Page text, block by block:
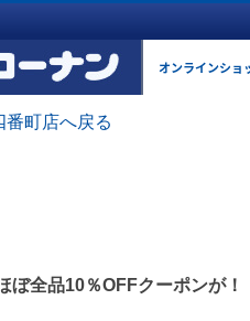
オンラインショ
番町店へ戻る
ぼ全品10％OFFクーポンが！